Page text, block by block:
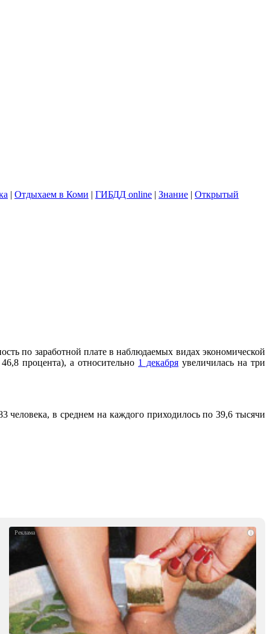
| Отдыхаем в Коми | ГИБДД online | Знание | Открытый
по заработной плате в наблюдаемых видах экономической
процента), а относительно 1 декабря увеличилась на три
человека, в среднем на каждого приходилось по 39,6 тысячи
i